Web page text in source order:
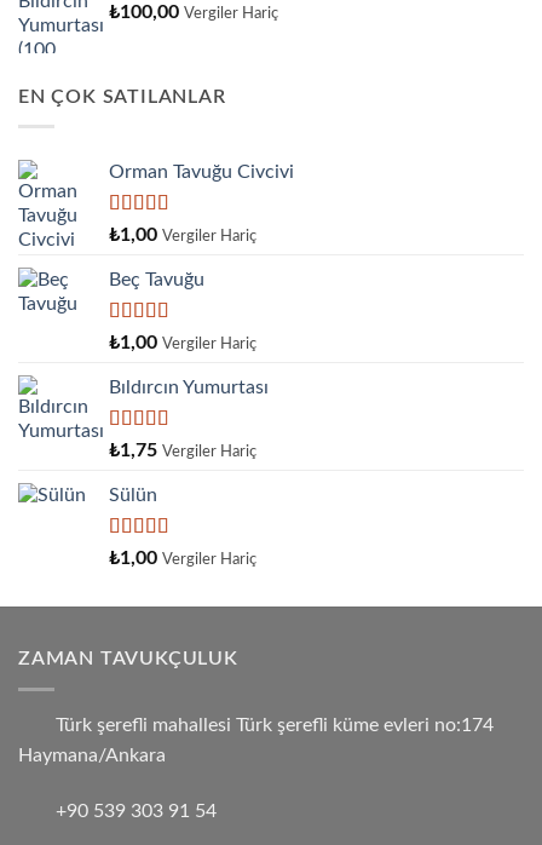
₺100,00 Vergiler Hariç
EN ÇOK SATILANLAR
Orman Tavuğu Civcivi
5 üzerinden
₺1,00 Vergiler Hariç
Beç Tavuğu
5
4.00
aldı
₺1,00 Vergiler Hariç
Bıldırcın Yumurtası
5
4.33oy
aldı
₺1,75 Vergiler Hariç
Sülün
5
aldı
₺1,00 Vergiler Hariç
ZAMAN TAVUKÇULUK
Türk şerefli mahallesi Türk şerefli küme evleri no:174
Haymana/Ankara
+90 539 303 91 54